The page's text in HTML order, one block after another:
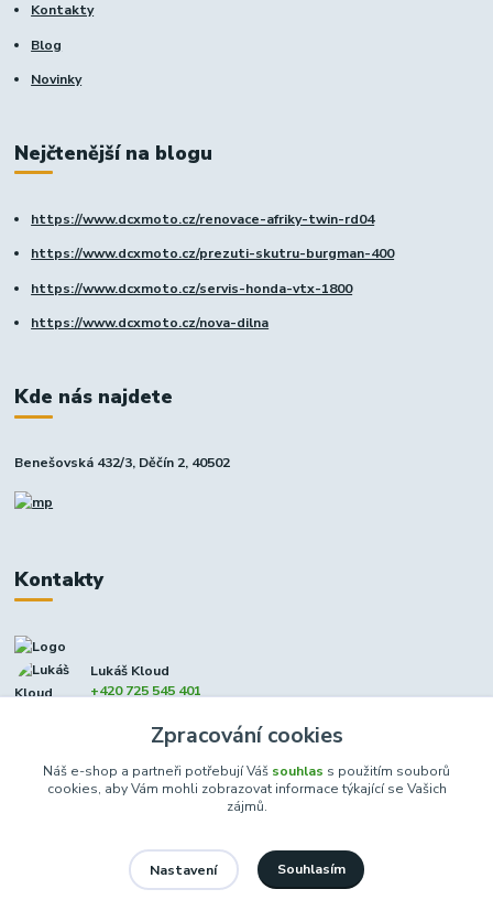
Kontakty
Blog
Novinky
Nejčtenější na blogu
https://www.dcxmoto.cz/renovace-afriky-twin-rd04
https://www.dcxmoto.cz/prezuti-skutru-burgman-400
https://www.dcxmoto.cz/servis-honda-vtx-1800
https://www.dcxmoto.cz/nova-dilna
Kde nás najdete
Benešovská 432/3, Děčín 2, 40502
Kontakty
Lukáš Kloud
+420 725 545 401
Zpracování cookies
Náš e-shop a partneři potřebují Váš souhlas s použitím souborů
cookies, aby Vám mohli zobrazovat informace týkající se Vašich
zájmů.
Nastavení Souhlasím